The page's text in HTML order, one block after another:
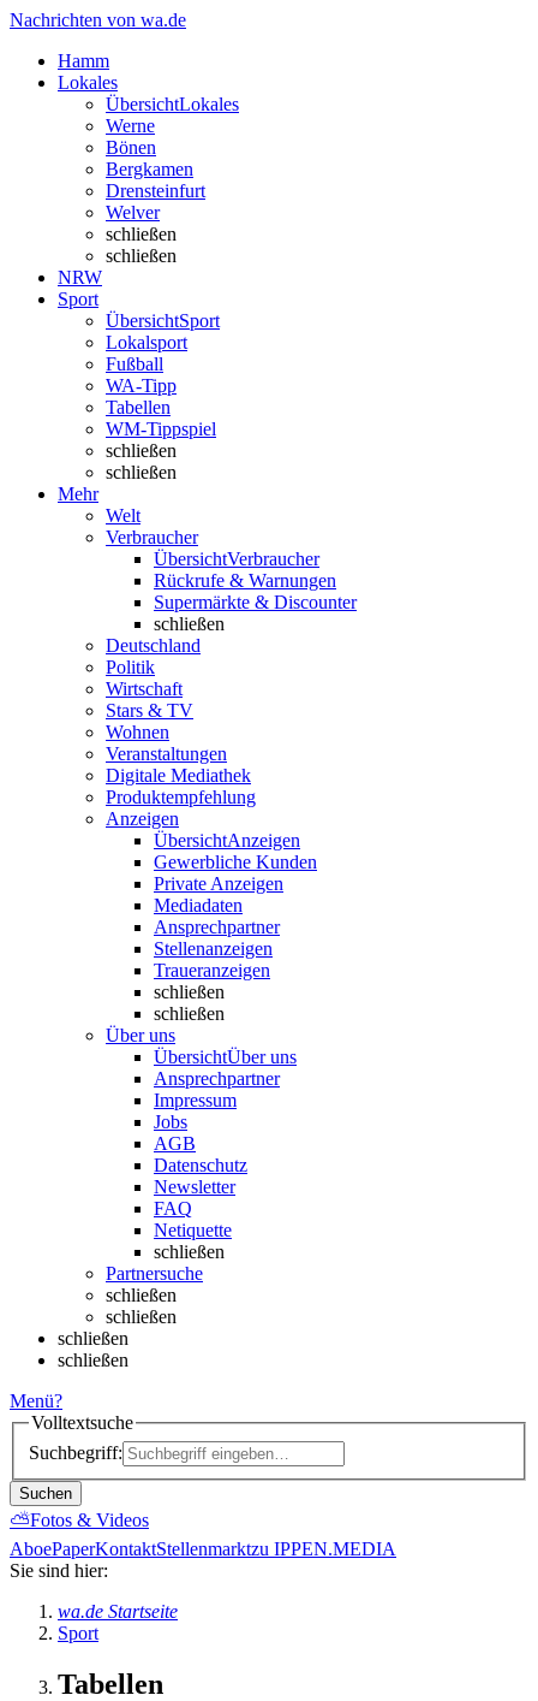
Nachrichten von wa.de
Hamm
Lokales
ÜbersichtLokales
Werne
Bönen
Bergkamen
Drensteinfurt
Welver
schließen
schließen
NRW
Sport
ÜbersichtSport
Lokalsport
Fußball
WA-Tipp
Tabellen
WM-Tippspiel
schließen
schließen
Mehr
Welt
Verbraucher
ÜbersichtVerbraucher
Rückrufe & Warnungen
Supermärkte & Discounter
schließen
Deutschland
Politik
Wirtschaft
Stars & TV
Wohnen
Veranstaltungen
Digitale Mediathek
Produktempfehlung
Anzeigen
ÜbersichtAnzeigen
Gewerbliche Kunden
Private Anzeigen
Mediadaten
Ansprechpartner
Stellenanzeigen
Traueranzeigen
schließen
schließen
Über uns
ÜbersichtÜber uns
Ansprechpartner
Impressum
Jobs
AGB
Datenschutz
Newsletter
FAQ
Netiquette
schließen
Partnersuche
schließen
schließen
schließen
schließen
Menü?
Volltextsuche
Suchbegriff:
Suchen
⛅Fotos & Videos
AboePaperKontaktStellenmarktzu IPPEN.MEDIA
Sie sind hier:
wa.de Startseite
Sport
Tabellen